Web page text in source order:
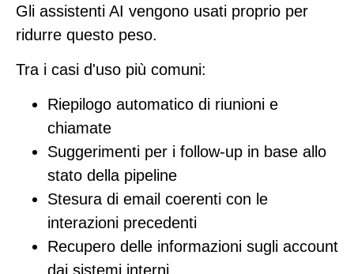
Gli assistenti AI vengono usati proprio per
ridurre questo peso.
Tra i casi d'uso più comuni:
Riepilogo automatico di riunioni e
chiamate
Suggerimenti per i follow-up in base allo
stato della pipeline
Stesura di email coerenti con le
interazioni precedenti
Recupero delle informazioni sugli account
dai sistemi interni